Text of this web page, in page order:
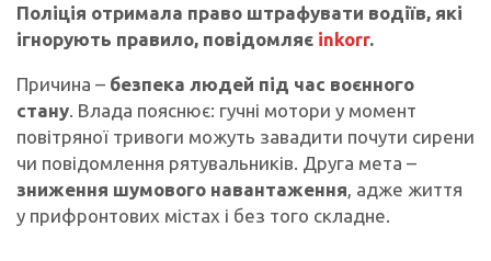
Поліція отримала право штрафувати водіїв, які
ігнорують правило, повідомляє inkorr.
Причина – безпека людей під час воєнного
стану. Влада пояснює: гучні мотори у момент
повітряної тривоги можуть завадити почути сирени
чи повідомлення рятувальників. Друга мета –
зниження шумового навантаження, адже життя
у прифронтових містах і без того складне.